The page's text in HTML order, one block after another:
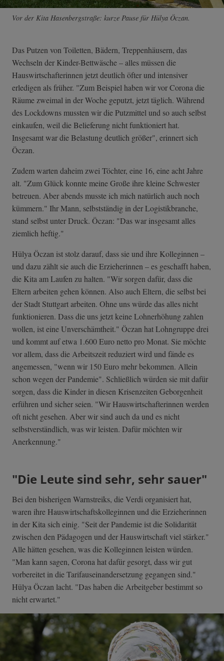
Vor der Kita Hasenbergstraße: kurze Pause für Hülya Öczan.
Das Putzen von Toiletten, Bädern, Treppenhäusern, das
Wechseln der Kinder-Bettwäsche – alles müssen die
Hauswirtschafterinnen jetzt deutlich öfter und intensiver
erledigen als früher. "Zum Beispiel haben wir vor Corona die
Räume zweimal in der Woche geputzt, jetzt täglich. Während
des Lockdowns mussten wir die Putzmittel und so auch selbst
einkaufen, weil die Belieferung nicht funktioniert hat.
Insgesamt war die Belastung deutlich größer", erinnert sich
Öczan.
Zudem warten daheim zwei Töchter, eine 16, eine acht Jahre
alt. "Zum Glück konnte meine Große ihre kleine Schwester
betreuen. Aber abends musste ich mich natürlich auch noch
kümmern." Ihr Mann, selbstständig in der Logistikbranche,
stand selbst unter Druck. Öczan: "Das war insgesamt alles
ziemlich heftig."
Hülya Öczan ist stolz darauf, dass sie und ihre Kolleginnen –
und dazu zählt sie auch die Erzieherinnen – es geschafft haben,
die Kita am Laufen zu halten. "Wir sorgen dafür, dass die
Eltern arbeiten gehen können. Also auch Eltern, die selbst bei
der Stadt Stuttgart arbeiten. Ohne uns würde das alles nicht
funktionieren. Dass die uns jetzt keine Lohnerhöhung zahlen
wollen, ist eine Unverschämtheit." Öczan hat Lohngruppe drei
und kommt auf etwa 1.600 Euro netto pro Monat. Sie möchte
vor allem, dass die Arbeitszeit reduziert wird und fände es
angemessen, "wenn wir 150 Euro mehr bekommen. Allein
schon wegen der Pandemie". Schließlich würden sie mit dafür
sorgen, dass die Kinder in diesen Krisenzeiten Geborgenheit
erführen und sicher seien. "Wir Hauswirtschafterinnen werden
oft nicht gesehen. Aber wir sind auch da und es nicht
selbstverständlich, was wir leisten. Dafür möchten wir
Anerkennung."
"Die Leute sind sehr, sehr sauer"
Bei den bisherigen Warnstreiks, die Verdi organisiert hat,
waren ihre Hauswirtschaftskolleginnen und die Erzieherinnen
in der Kita sich einig. "Seit der Pandemie ist die Solidarität
zwischen den Pädagogen und der Hauswirtschaft viel stärker."
Alle hätten gesehen, was die Kolleginnen leisten würden.
"Man kann sagen, Corona hat dafür gesorgt, dass wir gut
vorbereitet in die Tarifauseinandersetzung gegangen sind."
Hülya Öczan lacht. "Das haben die Arbeitgeber bestimmt so
nicht erwartet."